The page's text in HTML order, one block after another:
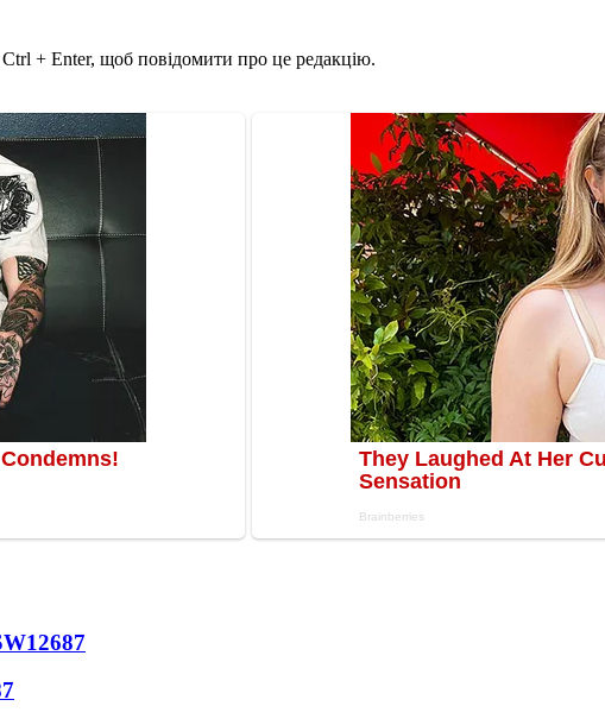
Ctrl + Enter, щоб повідомити про це редакцію.
12687